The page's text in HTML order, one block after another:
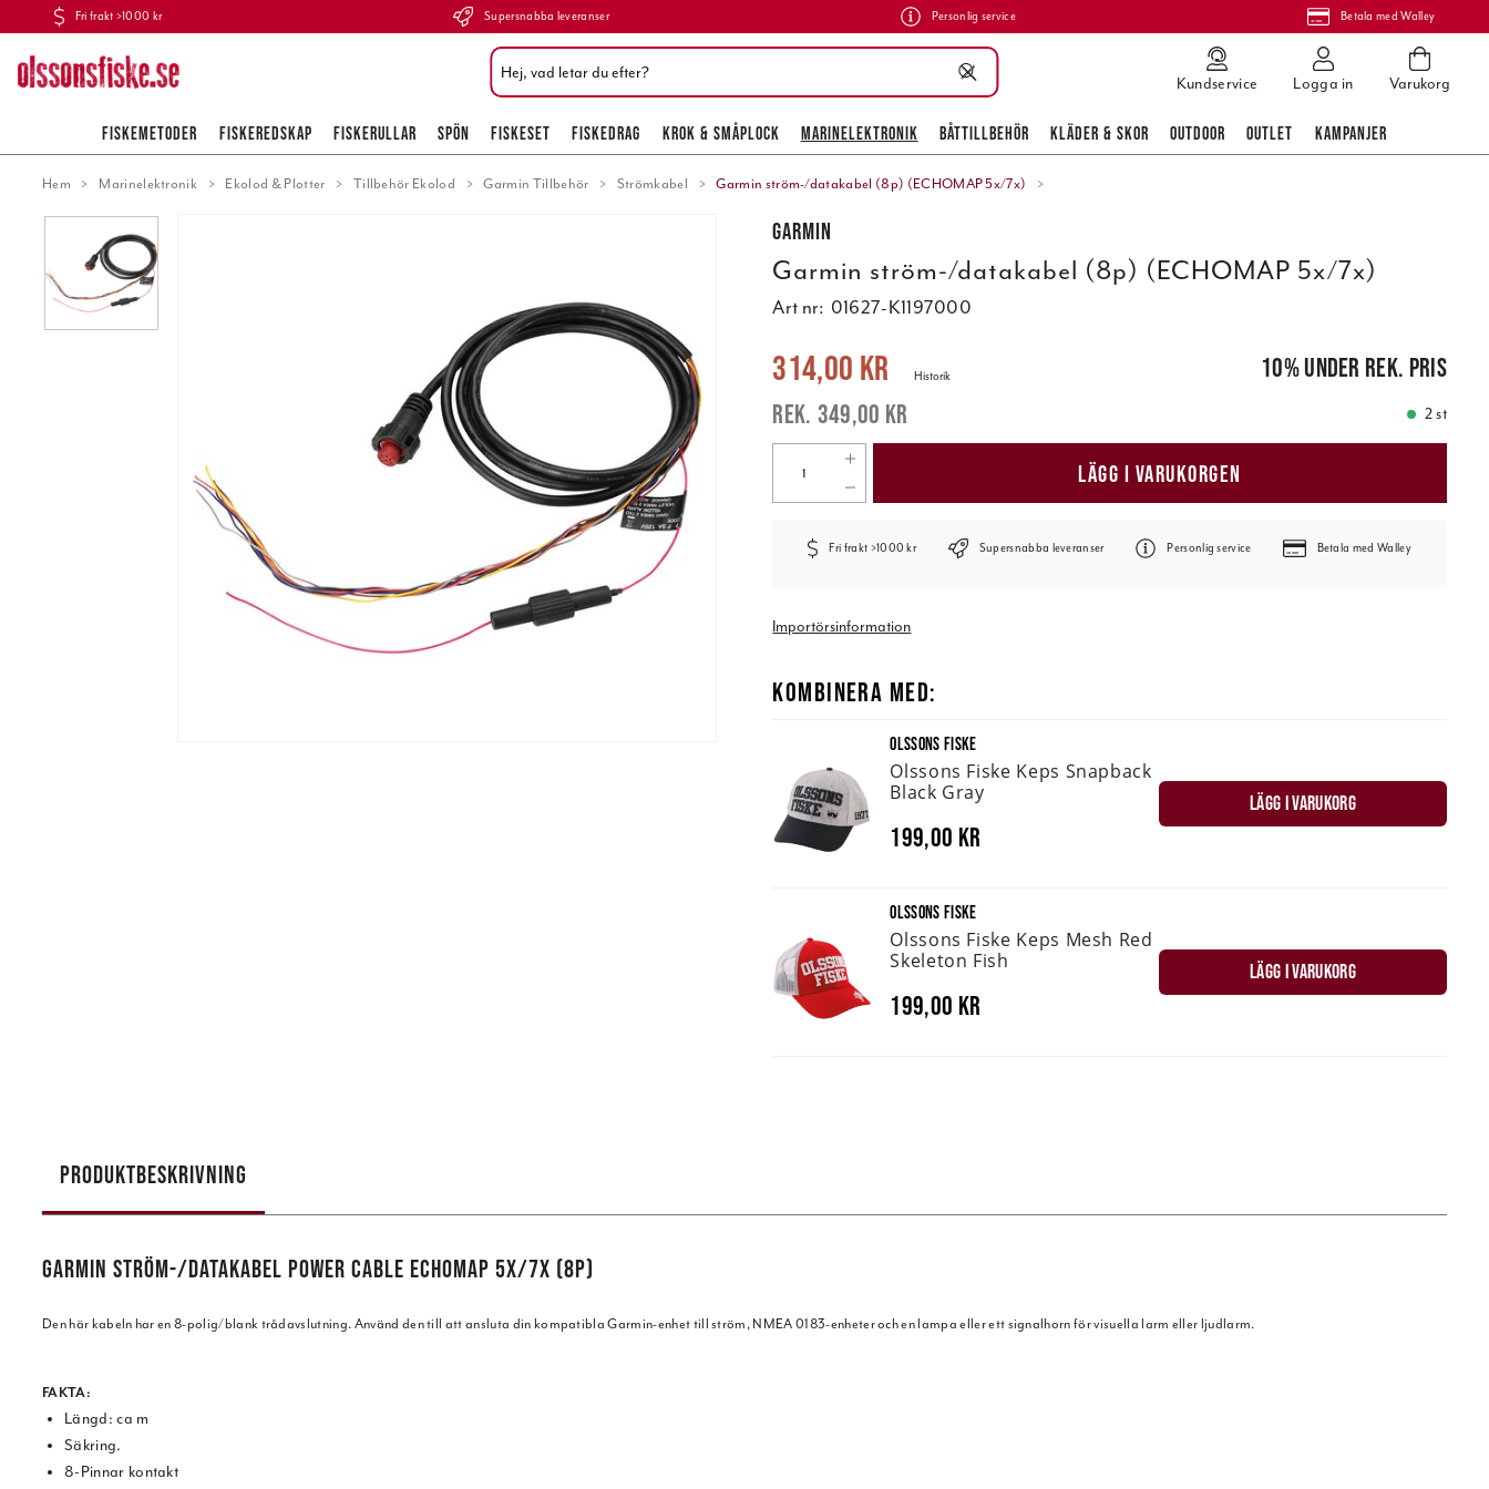
Fri frakt >1000 kr Supersnabba leveranser Personlig service Betala med Walley
Kundservice Logga in Varukorg
FISKEMETODER FISKEREDSKAP FISKERULLAR SPÖN FISKESET FISKEDRAG KROK & SMÅPLOCK MARINELEKTRONIK BÅTTILLBEHÖR KLÄDER & SKOR OUTDOOR OUTLET KAMPANJER
Hem Marinelektronik Ekolod & Plotter Tillbehör Ekolod Garmin Tillbehör Strömkabel Garmin ström-/datakabel (8p) (ECHOMAP 5x/7x)
Garmin
Garmin ström-/datakabel (8p) (ECHOMAP 5x/7x)
Art nr: 01627-K1197000
Nuvarande pris:314,00 kr
314,00 kr
349,00 kr
Historik 10%under rek. pris
2 st
LÄGG I VARUKORGEN
Fri frakt >1000 kr Supersnabba leveranser Personlig service Betala med Walley
Importörsinformation
KOMBINERA MED:
OLSSONS FISKE
Olssons Fiske Keps Snapback
Black Gray
199,00 kr
LÄGG I VARUKORG
OLSSONS FISKE
Olssons Fiske Keps Mesh Red
Skeleton Fish
199,00 kr
LÄGG I VARUKORG
PRODUKTBESKRIVNING
GARMIN STRÖM-/DATAKABEL POWER CABLE ECHOMAP 5X/7X (8P)
Den här kabeln har en 8-polig/blank trådavslutning. Använd den till att ansluta din kompatibla Garmin-enhet till ström, NMEA 0183-enheter och en lampa eller ett signalhorn för visuella larm eller ljudlarm.
FAKTA:
Längd: ca m
Säkring.
8-Pinnar kontakt